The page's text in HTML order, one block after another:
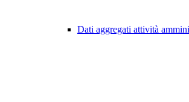
Dati aggregati attività